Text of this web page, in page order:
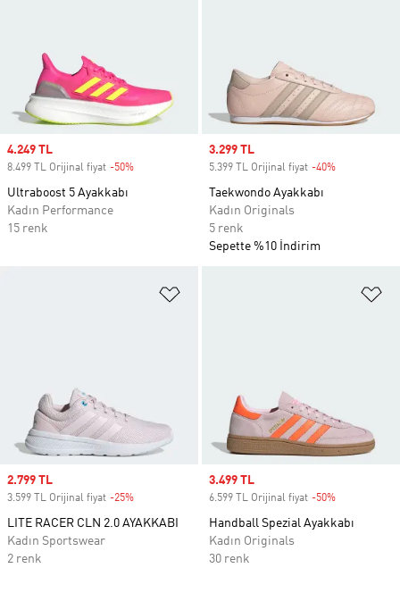
Sale price
4.249 TL
8.499 TL Orijinal fiyat -50%
Ultraboost 5 Ayakkabı
Kadın Performance
15 renk
Sale price
3.299 TL
5.399 TL Orijinal fiyat -40%
Taekwondo Ayakkabı
Kadın Originals
5 renk
Sepette %10 İndirim
Sale price
2.799 TL
3.599 TL Orijinal fiyat -25%
LITE RACER CLN 2.0 AYAKKABI
Kadın Sportswear
2 renk
Sale price
3.499 TL
6.599 TL Orijinal fiyat -50%
Handball Spezial Ayakkabı
Kadın Originals
30 renk